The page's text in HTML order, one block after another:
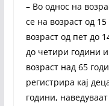
– Во однос на
се на возраст од
возраст од пет до
до четири години
возраст над 65
регистрира кај
години,